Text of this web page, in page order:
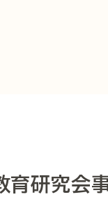
育研究会